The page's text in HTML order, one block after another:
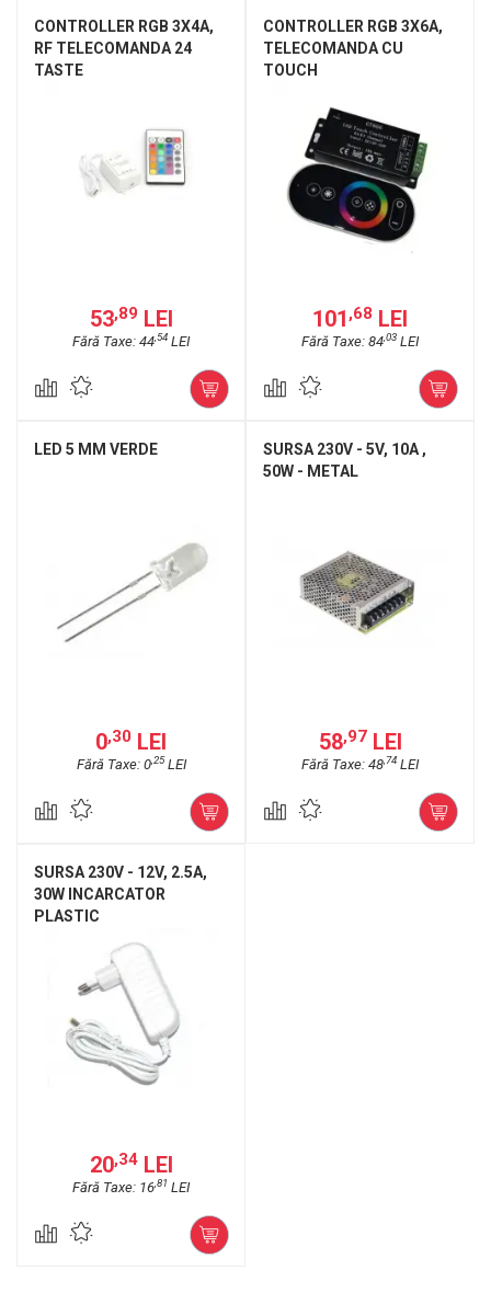
CONTROLLER RGB 3X4A,
RF TELECOMANDA 24
TASTE
53,89 LEI
Fără Taxe: 44,54 LEI
CONTROLLER RGB 3X6A,
TELECOMANDA CU
TOUCH
101 ,68 LEI
Fără Taxe: 84,03 LEI
LED 5 MM VERDE
0,30 LEI
Fără Taxe: 0,25LEI
SURSA 230V - 5V, 10A ,
50W - METAL
58,97LEI
Fără Taxe: 48 ,74 LEI
SURSA 230V - 12V, 2.5A,
30W INCARCATOR
PLASTIC
20,34LEI
Fără Taxe: 16,81 LEI